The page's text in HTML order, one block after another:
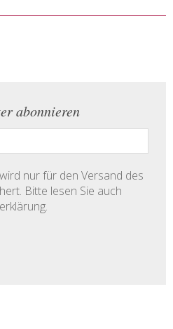
abonnieren
nur für den Versand des
Bitte lesen Sie auch